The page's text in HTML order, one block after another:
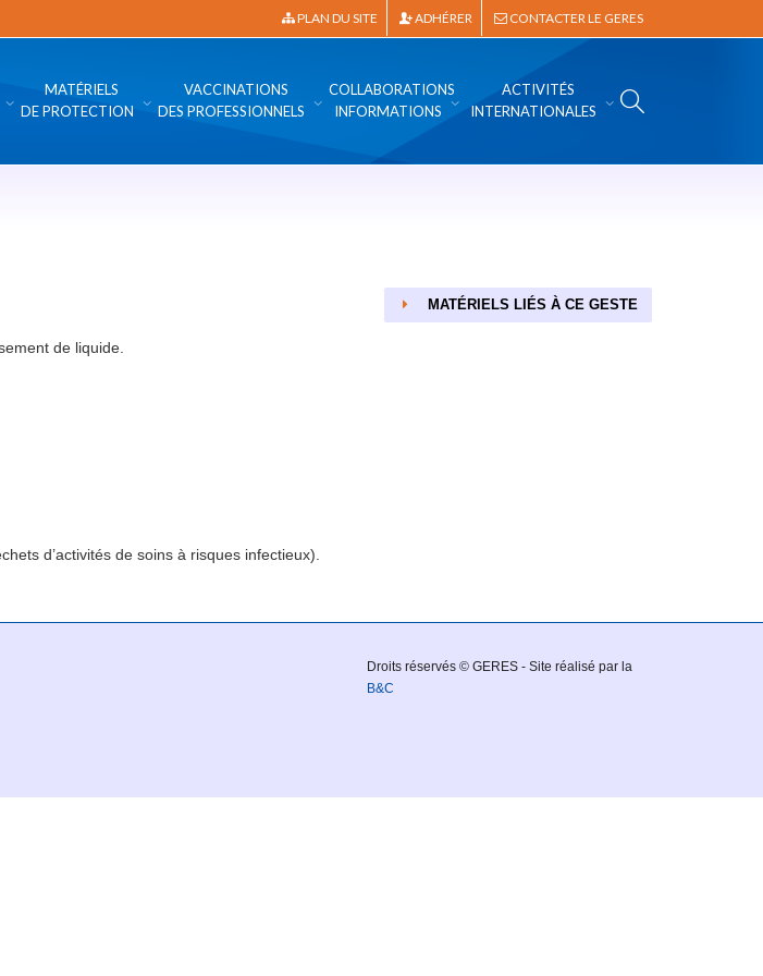
PLAN DU SITE ADHÉRER CONTACTER LE GERES
MATÉRIELS
DE PROTECTION
VACCINATIONS
DES PROFESSIONNELS
COLLABORATIONS
INFORMATIONS
ACTIVITÉS
INTERNATIONALES
MATÉRIELS LIÉS À CE GESTE
de liquide.
d’activités de soins à risques infectieux).
Droits réservés © GERES - Site réalisé par la
B&C